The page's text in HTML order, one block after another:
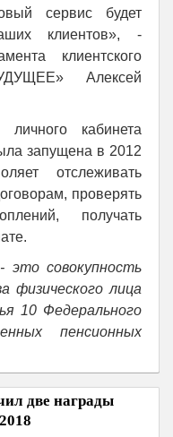
сервис будет
клиентов», -
клиентского
Алексей
кабинета
запущена в 2012
отслеживать
проверять
получать
это совокупность
физического лица
10 Федерального
пенсионных
две награды